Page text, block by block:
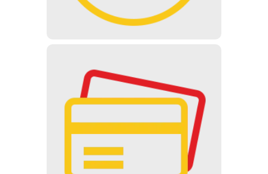
Bezahlung ist an den Automaten
nur mit Bankkarten und an der
Kasse mit SZÉP-Karten möglich.